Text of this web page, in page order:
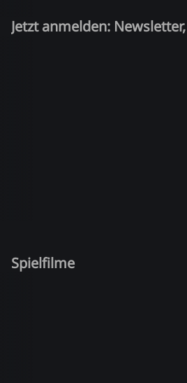
Jetzt anmelden:
Spielfilme